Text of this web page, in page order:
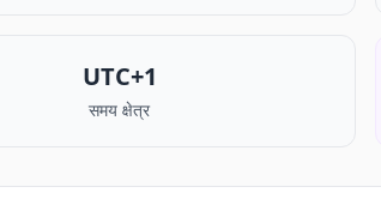
UTC+1
समय क्षेत्र